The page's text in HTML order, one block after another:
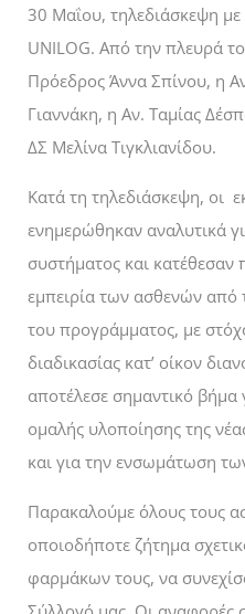
30 Μαΐου, τηλεδιάσκεψη
UNILOG. Από την πλευρά
Πρόεδρος Άννα Σπίνου, η
Γιαννάκη, η Αν. Ταμίας
ΔΣ Μελίνα Τιγκλιανίδου.
Κατά τη τηλεδιάσκεψη, οι
ενημερώθηκαν αναλυτικά
συστήματος και κατέθεσαν
εμπειρία των ασθενών από
του προγράμματος, με
διαδικασίας κατ’ οίκον
αποτέλεσε σημαντικό βήμα
ομαλής υλοποίησης της
και για την ενσωμάτωση
Παρακαλούμε όλους τους
οποιοδήποτε ζήτημα
φαρμάκων τους, να